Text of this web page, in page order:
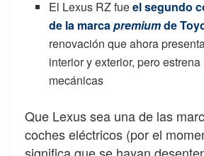
El Lexus RZ fueel segundo
de la marcapremiumde
renovación que ahora
interior y exterior, pero
mecánicas
Que Lexus sea una de las
coches eléctricos (por el
significa que se hayan